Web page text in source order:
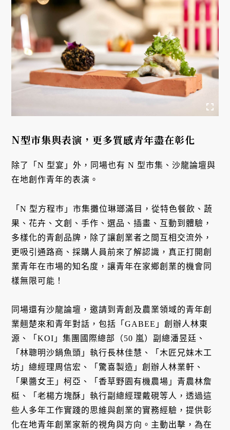
N型市集與表演，更多質感青年盡在彰化
除了「N 型宴」外，同場也有 N 型市集、沙龍論壇與
在地創作青年的表演。
「N 型方程巿」市集攤位琳瑯滿目，從特色餐飲、蔬
果、花卉、文創、手作、選品、插畫、互動到體驗，
多樣化的青創品牌，除了讓創業者之間互相交流外，
更吸引通路商、採購人員前來了解認識，真正打開創
業青年在市場的知名度，讓青年在家鄉創業的機會同
樣無限可能！
同場還有沙龍論壇，邀請到青創及農業領域的青年創
業翹楚來和青年對話，包括「GABEE」創辦人林東
源、「KOI」集團國際總部（50 嵐）副總潘昱廷、
「林聰明沙鍋魚頭」執行長林佳慧、「木匠兄妹木工
坊」總經理周信宏、「驚喜製造」創辦人林業軒、
「果醬女王」柯亞、「香草野園有機農場」青農林詹
梃、「老楊方塊酥」執行副總經理戴硯等人，透過這
些人多年工作實踐的思維與創業的實務經驗，提供彰
化在地青年創業家新的視角與方向。主動出擊，為在